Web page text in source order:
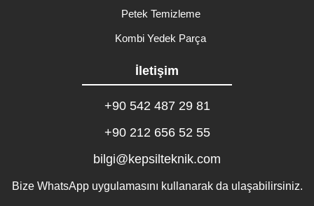
Petek Temizleme
Kombi Yedek Parça
İletişim
+90 542 487 29 81
+90 212 656 52 55
bilgi@kepsilteknik.com
Bize WhatsApp uygulamasını kullanarak da ulaşabilirsiniz.